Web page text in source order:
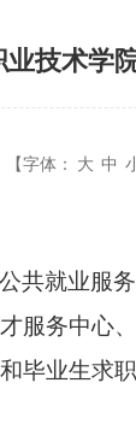
技术学
【字体： 大 中
共就业服务
服务中心、
毕业生求职